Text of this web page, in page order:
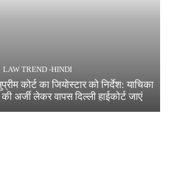
LAW TREND -HINDI
कोर्ट का जियोस्टार को निर्देश: याचिका
अर्जी लेकर वापस दिल्ली हाईकोर्ट जाएं